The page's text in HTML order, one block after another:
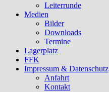
Leiterrunde
Medien
Bilder
Downloads
Termine
Lagerplatz
FFK
Impressum & Datenschutz
Anfahrt
Kontakt